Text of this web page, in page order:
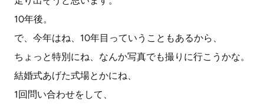
10年後。
で、今年はね、10年目っていうこともあるから、
ちょっと特別にね、なんか写真でも撮りに行こうかな。
結婚式あげた式場とかにね、
1回問い合わせをして、